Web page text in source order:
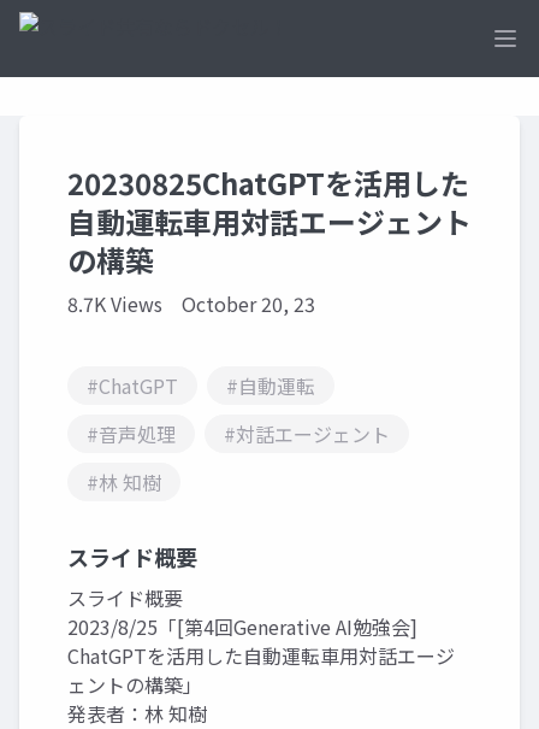
20230825ChatGPTを活用した
自動運転車用対話エージェント
の構築
8.7K Views October 20, 23
#ChatGPT
#自動運転
#音声処理
#対話エージェント
#林 知樹
スライド概要
スライド概要
2023/8/25「[第4回Generative AI勉強会]
ChatGPTを活用した自動運転車用対話エージ
ェントの構築」
発表者：林 知樹